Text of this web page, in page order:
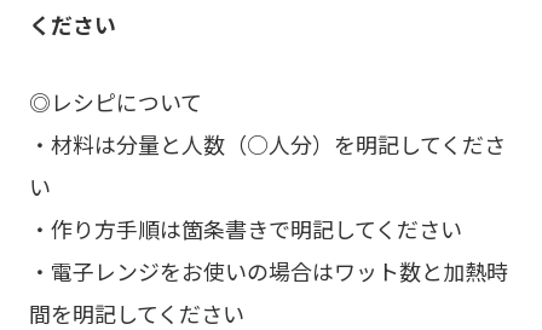
ください
◎レシピについて
・材料は分量と人数（○人分）を明記してくださ
い
・作り方手順は箇条書きで明記してください
・電子レンジをお使いの場合はワット数と加熱時
間を明記してください